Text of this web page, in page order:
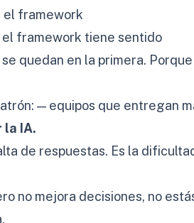
el framework
framework tiene sentido
quedan en la primera.
— equipos que entregan
la IA.
de respuestas. Es la
no mejora decisiones, no